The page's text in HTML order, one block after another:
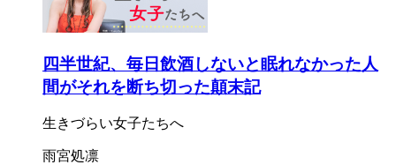
四半世紀、毎日飲酒しないと眠れなかった人
間がそれを断ち切った顛末記
生きづらい女子たちへ
雨宮処凛